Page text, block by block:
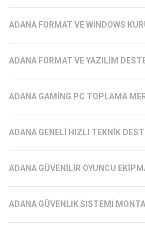
ADANA FORMAT VE WINDOWS
ADANA FORMAT VE YAZILIM
ADANA GAMING PC TOPLAMA
ADANA GENELI HIZLI TEKNIK
ADANA GÜVENILIR OYUNCU
ADANA GÜVENLIK SISTEMI